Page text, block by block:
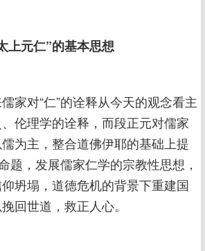
上元仁”的基本思想
家对“仁”的诠释从今天的观念看主
伦理学的诠释，而段正元对儒家
为主，整合道佛伊耶的基础上提
题，发展儒家仁学的宗教性思想，
坍塌，道德危机的背景下重建国
回世道，救正人心。